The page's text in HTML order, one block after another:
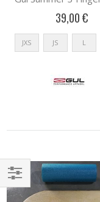
39,00 €
JXS JS L
Αγορά